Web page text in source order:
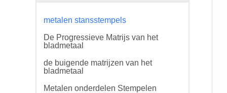
metalen stansstempels
De Progressieve Matrijs van het
bladmetaal
de buigende matrijzen van het
bladmetaal
Metalen onderdelen Stempelen